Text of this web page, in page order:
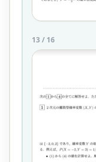
13/ 16